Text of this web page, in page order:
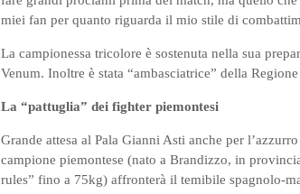
miei fan per quanto riguarda il mio stile di
La campionessa tricolore è sostenuta nella sua
Venum. Inoltre è stata “ambasciatrice” della
La “pattuglia” dei fighter piemontesi
Grande attesa al Pala Gianni Asti anche per
campione piemontese (nato a Brandizzo, in
rules” fino a 75kg) affronterà il temibile spagnolo-